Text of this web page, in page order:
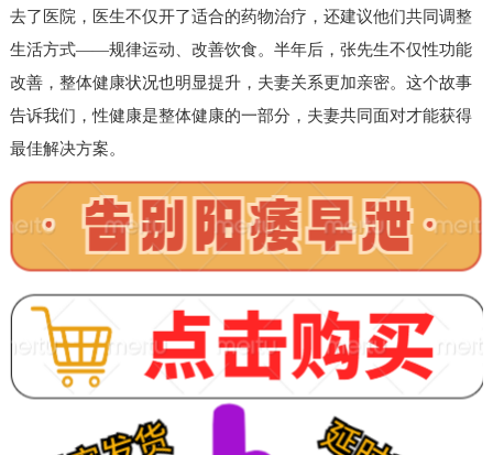
去了医院，医生不仅开了适合的药物治疗，还建议他们共同调整
生活方式——规律运动、改善饮食。半年后，张先生不仅性功能
改善，整体健康状况也明显提升，夫妻关系更加亲密。这个故事
告诉我们，性健康是整体健康的一部分，夫妻共同面对才能获得
最佳解决方案。